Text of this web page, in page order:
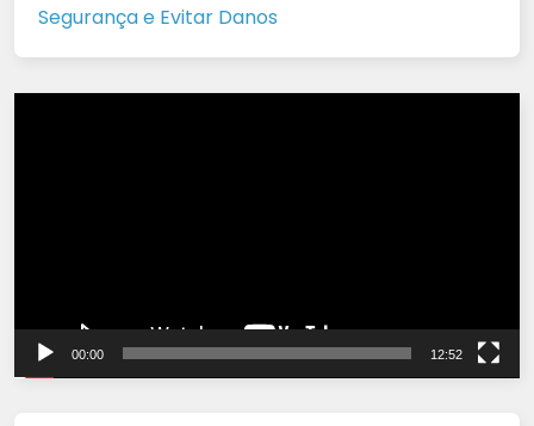
Segurança e Evitar Danos
00:00 12:52